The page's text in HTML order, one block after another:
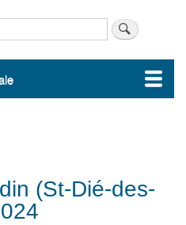
(St-Dié-des-